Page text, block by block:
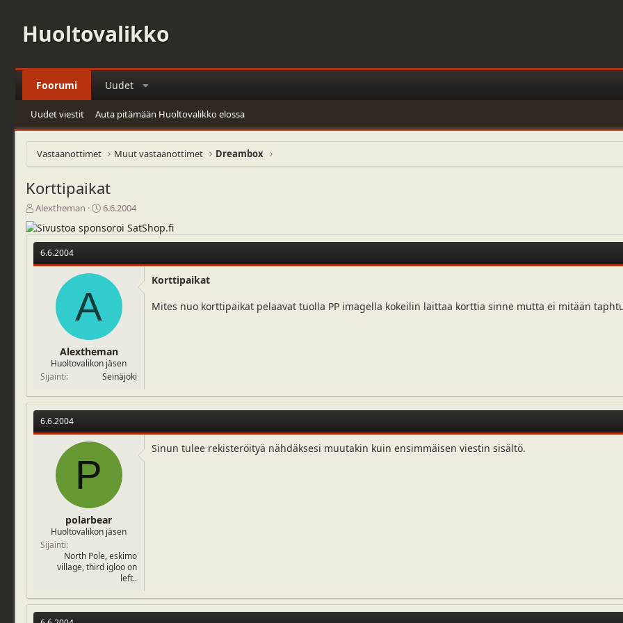
Huoltovalikko
Foorumi Uudet
Uudet viestit Auta pitämään Huoltovalikko elossa
Vastaanottimet Muut vastaanottimet Dreambox
Korttipaikat
V
i
e
s
i
i
t
a
Alextheman
A
o
i
u
s
v
m
ä
ä
r
ä
6.6.2004
6.6.2004
A
Alextheman
Huoltovalikon jäsen
Sijainti
Seinäjoki
Korttipaikat
Mites nuo korttipaikat pelaavat tuolla PP imagella kokeilin laittaa korttia sinne mutta ei mitään
6.6.2004
P
polarbear
Huoltovalikon jäsen
Sijainti
North Pole, eskimo
village, third igloo on
left..
Sinun tulee rekisteröityä nähdäksesi muutakin kuin ensimmäisen viestin sisältö.